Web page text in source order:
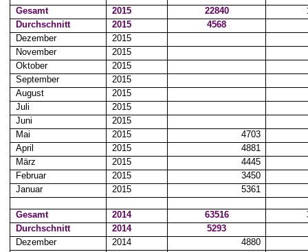
Gesamt
2015 22840
Durchschnitt
2015
4568
Dezember
2015
November
2015
Oktober
2015
September
2015
August
2015
Juli
2015
Juni
2015
Mai
2015
4703
April
2015
4881
März
2015
4445
Februar
2015
3450
Januar
2015 5361
Gesamt 2014 63516
Durchschnitt
2014
5293
Dezember
2014
4880